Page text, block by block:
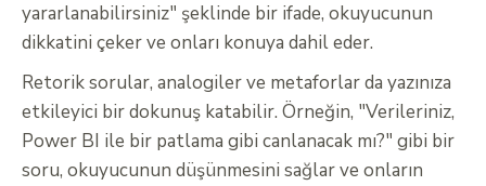
yararlanabilirsiniz" şeklinde bir ifade, okuyucunun
dikkatini çeker ve onları konuya dahil eder.
Retorik sorular, analogiler ve metaforlar da yazınıza
etkileyici bir dokunuş katabilir. Örneğin, "Verileriniz,
Power BI ile bir patlama gibi canlanacak mı?" gibi bir
soru, okuyucunun düşünmesini sağlar ve onların